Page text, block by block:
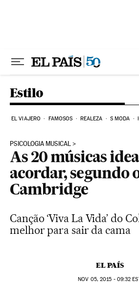
Estilo
EL VIAJERO FAMOSOS REALEZA S MODA
PSICOLOGIA MUSICAL
As 20 músicas
acordar, segundo
Cambridge
Canção ‘Viva La Vida’ do
melhor para sair da cama
EL PAÍS
NOV 05, 2015 - 09:32